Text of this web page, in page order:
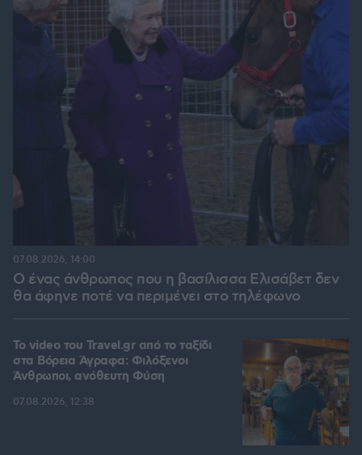
Ο ένας άνθρωπος που η βασίλισσα Ελισάβετ δεν
θα άφηνε ποτέ να περιμένει στο τηλέφωνο
07.08.2026, 14:00
To video του Travel.gr από το ταξίδι
στα Βόρεια Άγραφα: Φιλόξενοι
Άνθρωποι, ανόθευτη Φύση
07.08.2026, 12:38